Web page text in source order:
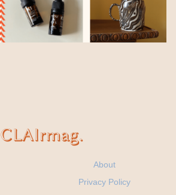
About
Privacy Policy